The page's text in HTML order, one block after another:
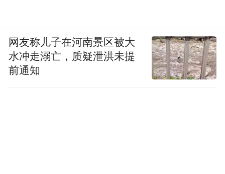
网友称儿子在河南景区被大
水冲走溺亡，质疑泄洪未提
前通知